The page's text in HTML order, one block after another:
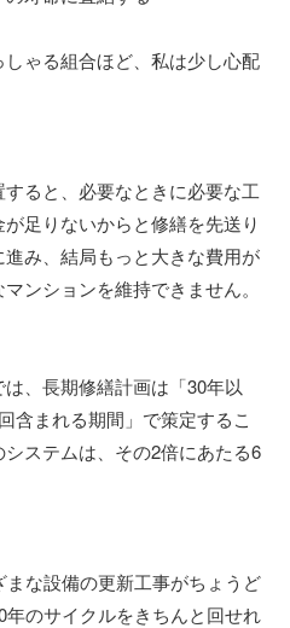
しゃる組合ほど、私は少し心配
ると、必要なときに必要な工
足りないからと修繕を先送り
み、結局もっと大きな費用が
ンションを維持できません。
、長期修繕計画は「30年以
含まれる期間」で策定するこ
ステムは、その2倍にあたる6
な設備の更新工事がちょうど
のサイクルをきちんと回せれ